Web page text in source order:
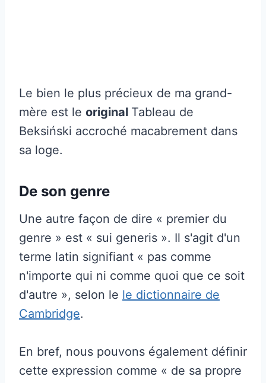
Le bien le plus précieux de ma grand-
mère est le original Tableau de
Beksiński accroché macabrement dans
sa loge.
De son genre
Une autre façon de dire « premier du
genre » est « sui generis ». Il s'agit d'un
terme latin signifiant « pas comme
n'importe qui ni comme quoi que ce soit
d'autre », selon le le dictionnaire de
Cambridge.
En bref, nous pouvons également définir
cette expression comme « de sa propre